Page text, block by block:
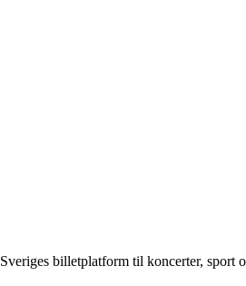
Sveriges billetplatform til koncerter, sport